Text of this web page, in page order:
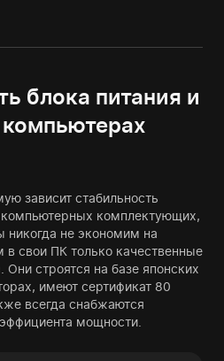
блока питания и
зависит стабильность
компьютерных комплектующих,
не экономим на
в свои ПК только качественные
строятся на базе японских
имеют сертификат 80
всегда снабжаются
мощности.